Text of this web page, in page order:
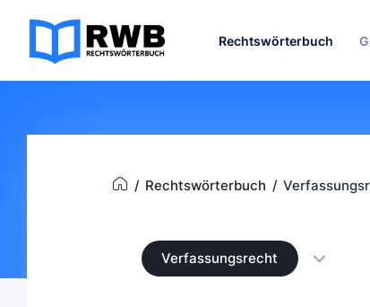
Rechtswörterbuch
Rechtswörterbuch
Verfassungsrecht